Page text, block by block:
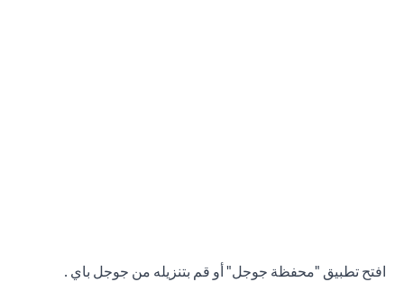
افتح تطبيق "محفظة جوجل" أو قم بتنزيله من جوجل باي .